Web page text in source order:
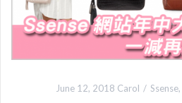
June 12, 2018 Carol Ssense,